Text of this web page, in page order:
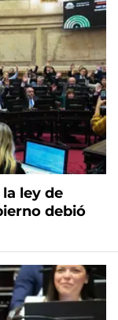
ley de
debió